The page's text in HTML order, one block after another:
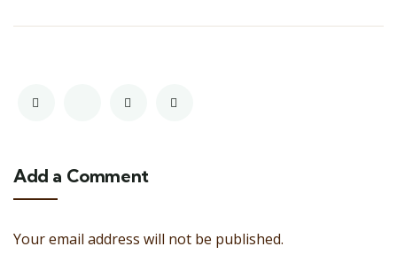
Add a Comment
Your email address will not be published.